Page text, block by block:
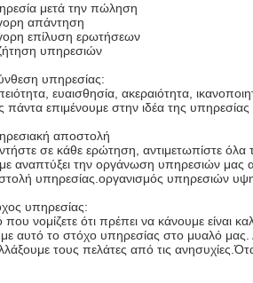
μετά την πώληση
απάντηση
επίλυση ερωτήσεων
υπηρεσιών
υπηρεσίας:
ευαισθησία, ακεραιότητα,
πάντα επιμένουμε στην ιδέα της
αποστολή
σε κάθε ερώτηση, αντιμετωπίστε
αναπτύξει την οργάνωση υπηρεσιών μας
υπηρεσίας.οργανισμός υπηρεσιών
υπηρεσίας:
που νομίζετε ότι πρέπει να κάνουμε
αυτό το στόχο υπηρεσίας στο μυαλό
τους πελάτες από τις